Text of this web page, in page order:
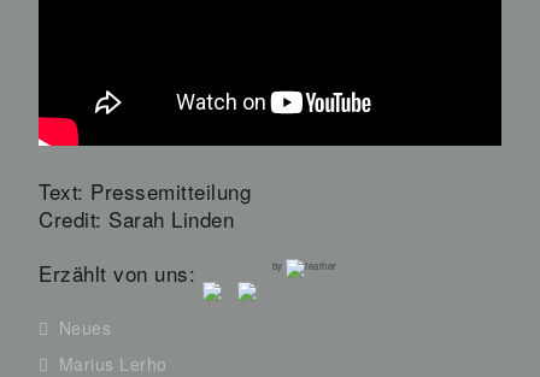
Text: Pressemitteilung
Credit: Sarah Linden
Erzählt von uns:
by
Neues
Marius Lerho